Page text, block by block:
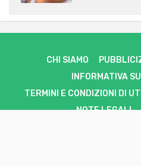
CHI SIAMO
INFORMATIVA
TERMINI E CONDIZIONI DI
NOTE LEGALI